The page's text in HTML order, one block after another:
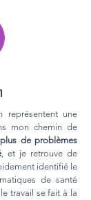
représentent une
mon chemin de
plus de problèmes
, et je retrouve de
identifié le
de santé
travail se fait à la